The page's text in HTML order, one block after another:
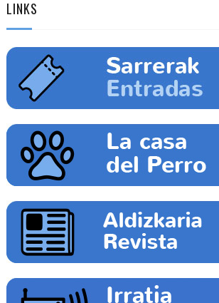
LINKS